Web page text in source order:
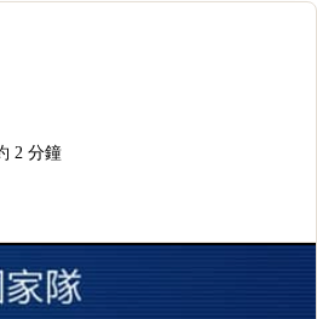
2 分鐘